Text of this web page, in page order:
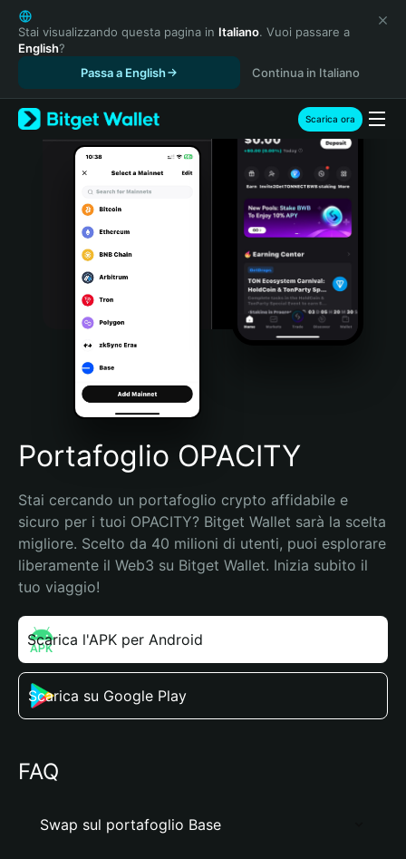
English
日本語
Tiếng Việt
Español (Latinoamérica)
Türkçe
Italiano
Português (Portugal)
Bahasa Indonesia
Português (Brasil)
Español (Argentina)
Stai visualizzando questa pagina in Italiano. Vuoi passare a
English?
Passa a English
Continua in Italiano
Scarica ora
Portafoglio OPACITY
Stai cercando un portafoglio crypto affidabile e
sicuro per i tuoi OPACITY? Bitget Wallet sarà la scelta
migliore. Scelto da 40 milioni di utenti, puoi esplorare
liberamente il Web3 su Bitget Wallet. Inizia subito il
tuo viaggio!
Scarica l'APK per Android
Scarica su Google Play
FAQ
Swap sul portafoglio Base